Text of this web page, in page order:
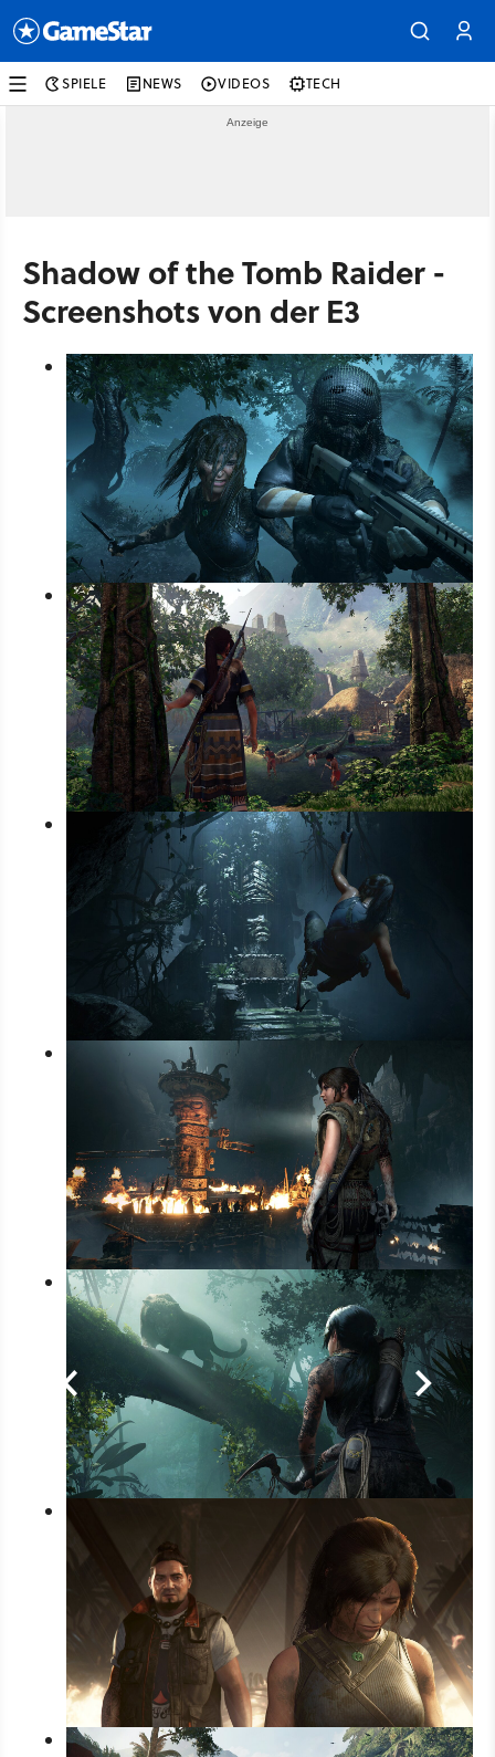
SPIELE NEWS VIDEOS TECH
Shadow of the Tomb Raider -
Screenshots von der E3